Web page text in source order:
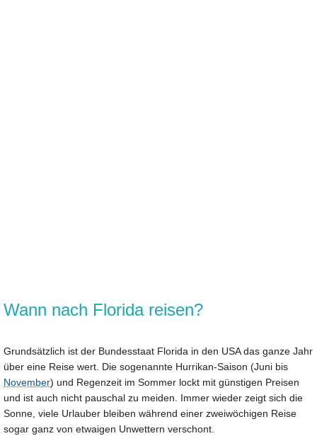
Wann nach Florida reisen?
Grundsätzlich ist der Bundesstaat Florida in den USA das ganze Jahr
über eine Reise wert. Die sogenannte Hurrikan-Saison (Juni bis
November) und Regenzeit im Sommer lockt mit günstigen Preisen
und ist auch nicht pauschal zu meiden. Immer wieder zeigt sich die
Sonne, viele Urlauber bleiben während einer zweiwöchigen Reise
sogar ganz von etwaigen Unwettern verschont.